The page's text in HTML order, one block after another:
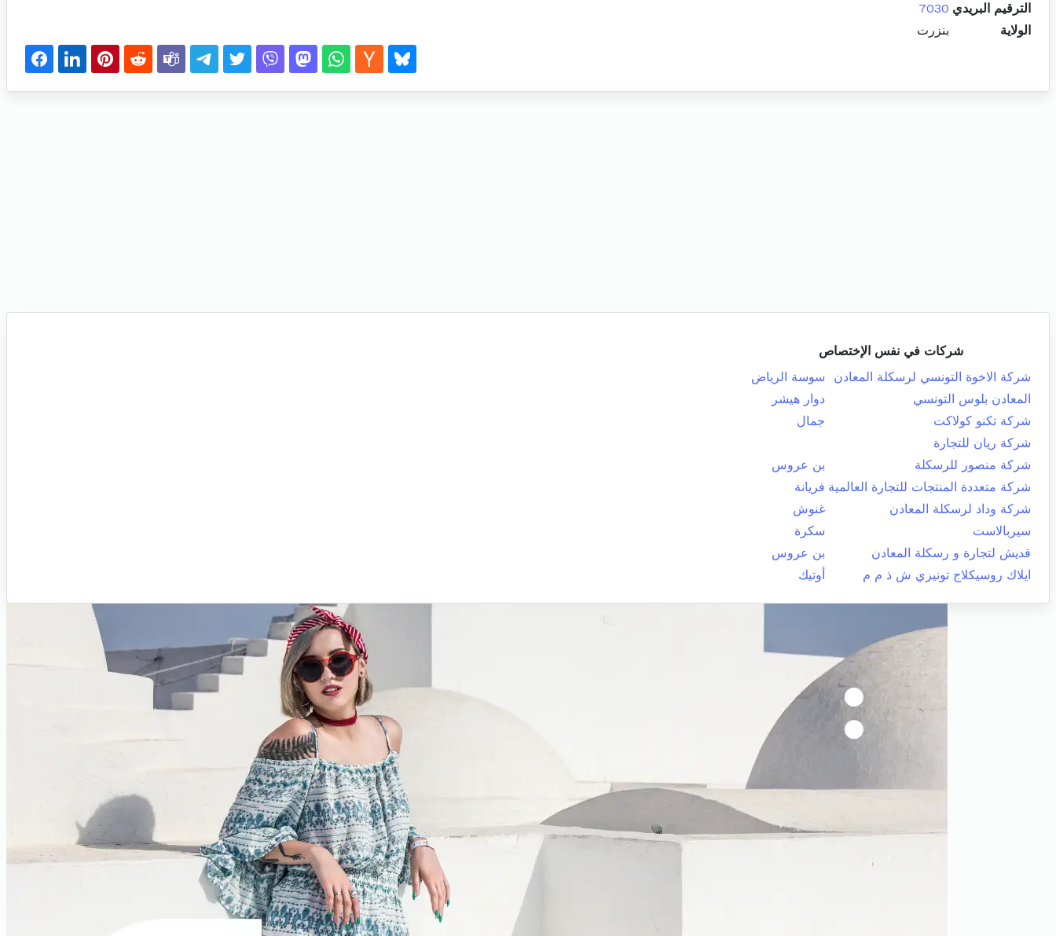
الترقيم البريدي 7030
الولاية
بنزرت
شركات في نفس الإختصاص
شركة الاخوة التونسي لرسكلة المعادن
سوسة الرياض
المعادن بلوس التونسي
دوار هيشر
شركة تكنو كولاكت
جمال
شركة ريان للتجارة
شركة منصور للرسكلة
بن عروس
شركة متعددة المنتجات للتجارة العالمية فريانة
شركة وداد لرسكلة المعادن
غنوش
سيربالاست
سكرة
قديش لتجارة و رسكلة المعادن
بن عروس
ايلاك روسيكلاج تونيزي ش ذ م م
أوتيك